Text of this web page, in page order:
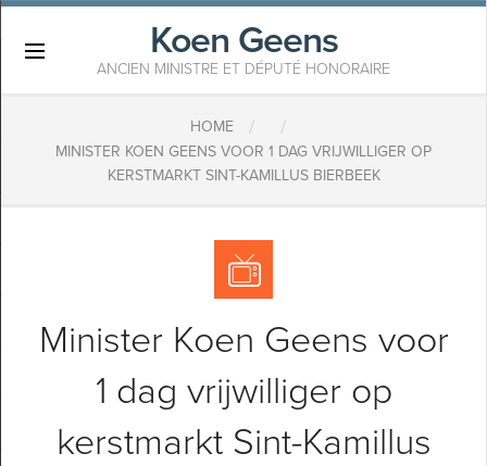
Koen Geens
ANCIEN MINISTRE ET DÉPUTÉ HONORAIRE
HOME / /
MINISTER KOEN GEENS VOOR 1 DAG VRIJWILLIGER OP
KERSTMARKT SINT-KAMILLUS BIERBEEK
Minister Koen Geens voor
1 dag vrijwilliger op
kerstmarkt Sint-Kamillus